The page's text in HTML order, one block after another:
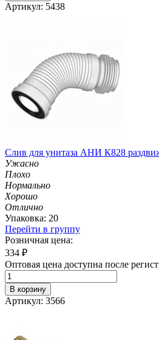
Артикул: 5438
Слив для унитаза АНИ К828
Ужасно
Плохо
Нормально
Хорошо
Отлично
Упаковка: 20
Перейти в группу
Розничная цена:
334 ₽
Оптовая цена доступна после
В корзину
Артикул: 3566